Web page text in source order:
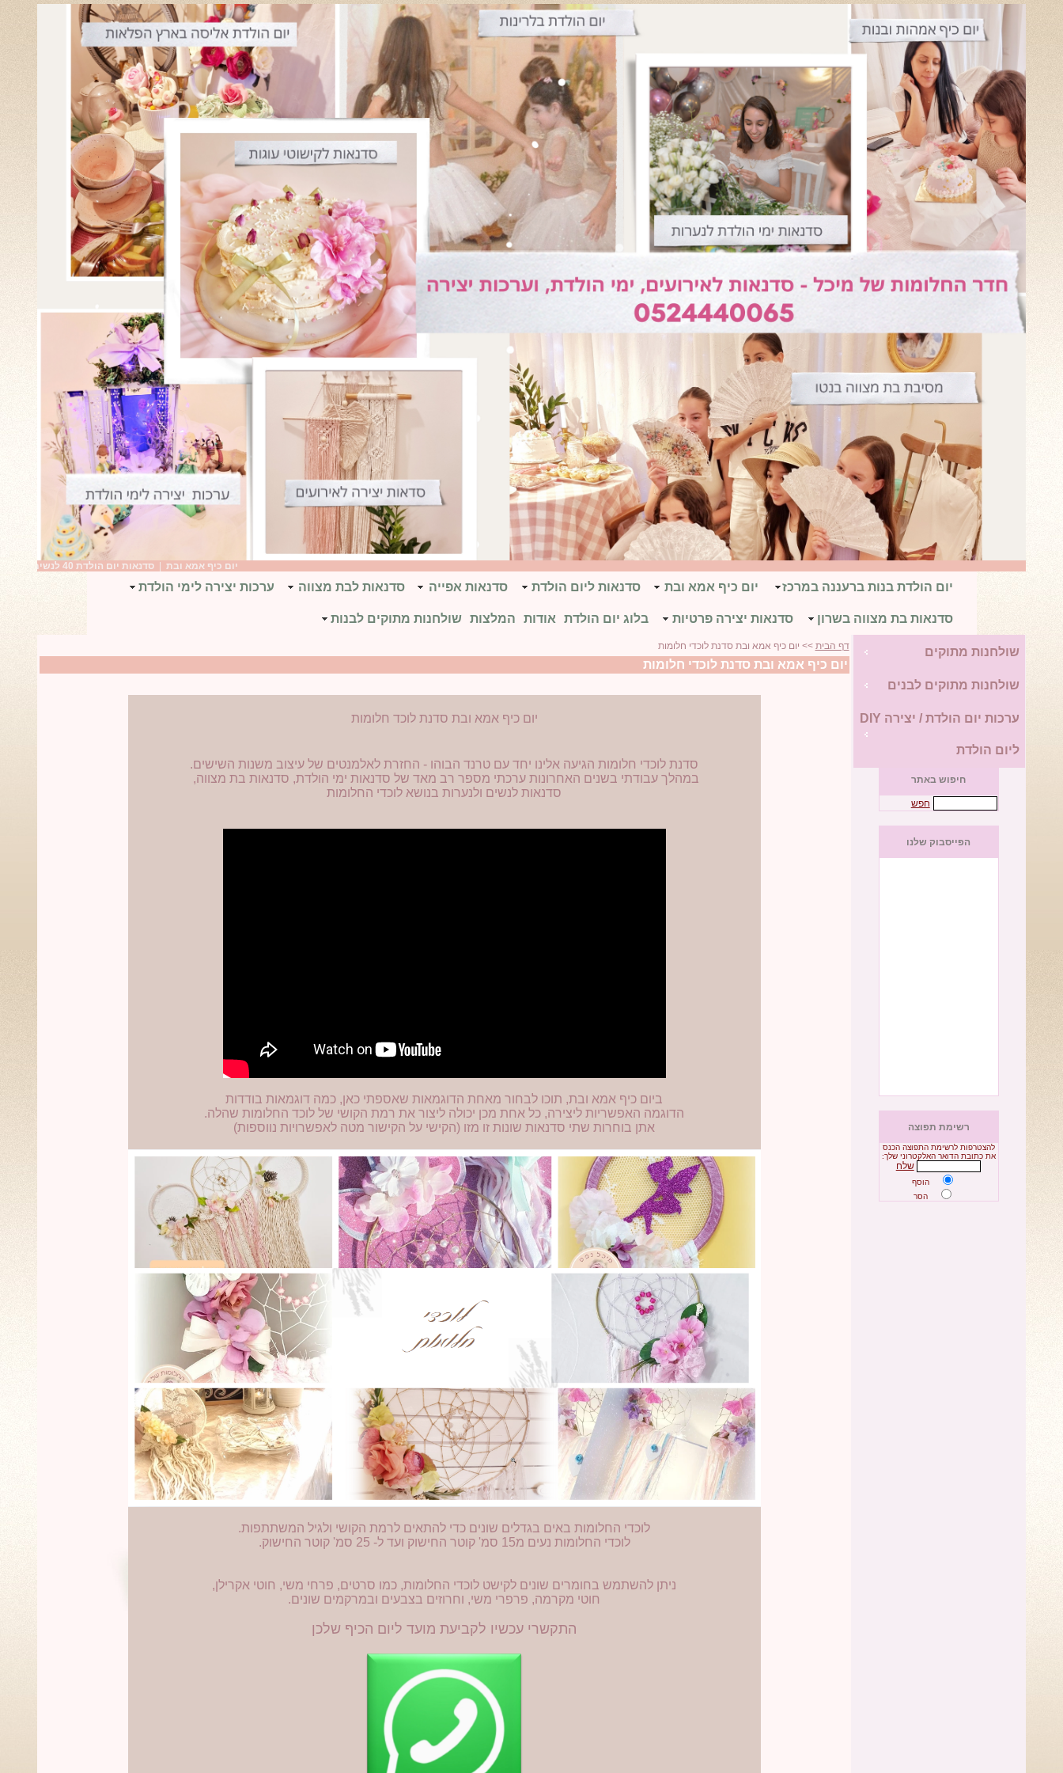
יום כיף אמא ובת| סדנאות יום הולדת 40 לנשים |יום הולדת
יום הולדת בנות ברעננה במרכז יום כיף אמא ובת סדנאות ליום הולדת סדנאות אפייה סדנאות לבת מצווה ערכות יצירה לימי הולדת
סדנאות בת מצווה בשרון סדנאות יצירה פרטיות בלוג יום הולדת אודות המלצות שולחנות מתוקים לבנות
שולחנות מתוקים
שולחנות מתוקים לבנים
ערכות יום הולדת / יצירה DIY
ליום הולדת
חיפוש באתר
חפש
הפייסבוק שלנו
רשימת תפוצה
להצטרפות לרשימת התפוצה הכנס
את כתובת הדואר האלקטרוני שלך:
שלח
הוסף
הסר
דף הבית >> יום כיף אמא ובת סדנת לוכדי חלומות
יום כיף אמא ובת סדנת לוכדי חלומות
יום כיף אמא ובת סדנת לוכד חלומות
סדנת לוכדי חלומות הגיעה אלינו יחד עם טרנד הבוהו - החזרת לאלמנטים של עיצוב משנות השישים.
במהלך עבודתי בשנים האחרונות ערכתי מספר רב מאד של סדנאות ימי הולדת, סדנאות בת מצווה,
סדנאות לנשים ולנערות בנושא לוכדי החלומות
ביום כיף אמא ובת, תוכו לבחור מאחת הדוגמאות שאספתי כאן, כמה דוגמאות בודדות
הדוגמה האפשריות ליצירה, כל אחת מכן יכולה ליצור את רמת הקושי של לוכד החלומות שהלה.
אתן בוחרות שתי סדנאות שונות זו מזו (הקישי על הקישור מטה לאפשרויות נווספות)
לוכדי החלומות באים בגדלים שונים כדי להתאים לרמת הקושי ולגיל המשתתפות.
לוכדי החלומות נעים מ15 סמ' קוטר החישוק ועד ל- 25 סמ' קוטר החישוק.
ניתן להשתמש בחומרים שונים לקישט לוכדי החלומות, כמו סרטים, פרחי משי, חוטי אקרילן,
חוטי מקרמה, פרפרי משי, וחרוזים בצבעים ובמרקמים שונים.
התקשרי עכשיו לקביעת מועד ליום הכיף שלכן